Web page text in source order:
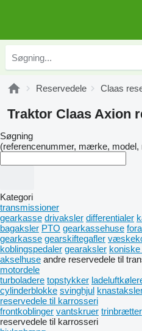
Reservedele Claas
Traktor Claas Axion
Søgning
(referencenummer, mærke, model,
Kategori
transmissioner
gearkasse drivaksler differentialer
bagaksler PTO gearkassehuse
gearkasse gearskiftegafler
koblingspedaler gearaksler
akselhuse andre reservedele til
motordele
turboladere topstykker
cylinderblokke svinghjul
reservedele til karrosseri
frontkoblinger vantskruer trinbrætter
reservedele til karrosseri